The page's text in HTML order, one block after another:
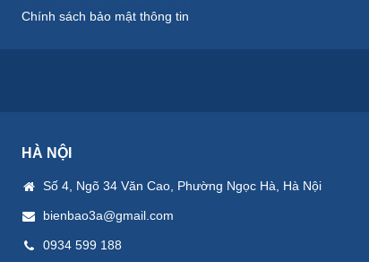
Chính sách bảo mật thông tin
HÀ NỘI
Số 4, Ngõ 34 Văn Cao, Phường Ngọc Hà, Hà Nội
bienbao3a@gmail.com
0934 599 188